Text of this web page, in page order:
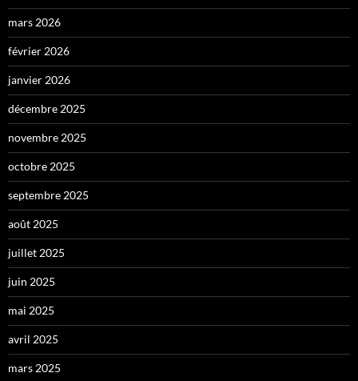
mars 2026
février 2026
janvier 2026
décembre 2025
novembre 2025
octobre 2025
septembre 2025
août 2025
juillet 2025
juin 2025
mai 2025
avril 2025
mars 2025